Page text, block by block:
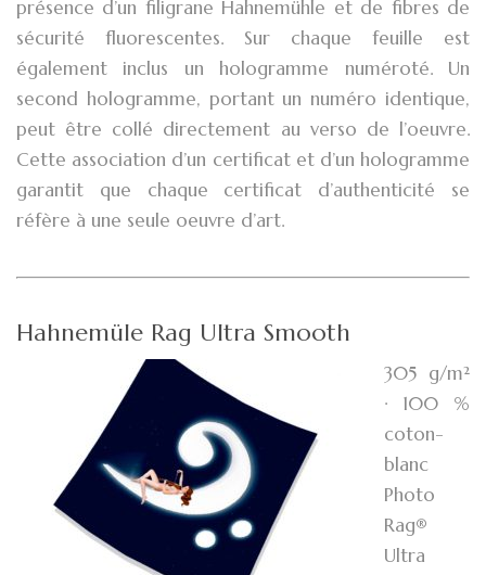
présence d’un filigrane Hahnemühle et de fibres de
sécurité fluorescentes. Sur chaque feuille est
également inclus un hologramme numéroté. Un
second hologramme, portant un numéro identique,
peut être collé directement au verso de l’oeuvre.
Cette association d’un certificat et d’un hologramme
garantit que chaque certificat d’authenticité se
réfère à une seule oeuvre d’art.
Hahnemüle Rag Ultra Smooth
305 g/m²
· 100 %
coton-
blanc
Photo
Rag®
Ultra